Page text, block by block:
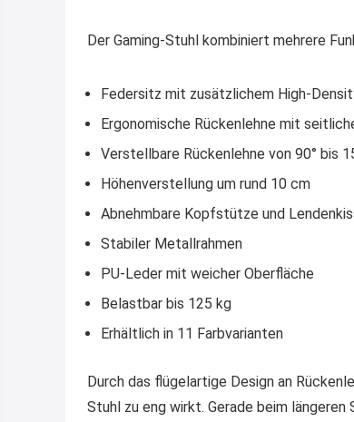
Der Gaming-Stuhl kombiniert mehrere
Federsitz mit zusätzlichem High-
Ergonomische Rückenlehne mit
Verstellbare Rückenlehne von 90° bis
Höhenverstellung um rund 10 cm
Abnehmbare Kopfstütze und
Stabiler Metallrahmen
PU-Leder mit weicher Oberfläche
Belastbar bis 125 kg
Erhältlich in 11 Farbvarianten
Durch das flügelartige Design an
Stuhl zu eng wirkt. Gerade beim